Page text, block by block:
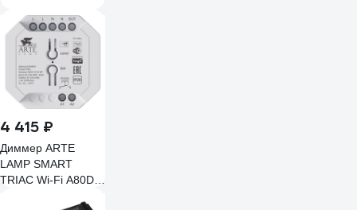
036199
4 415 ₽
Диммер ARTE
LAMP SMART
TRIAC Wi-Fi A80D-